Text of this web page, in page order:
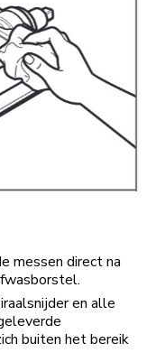
messen direct na
en alle
buiten het bereik